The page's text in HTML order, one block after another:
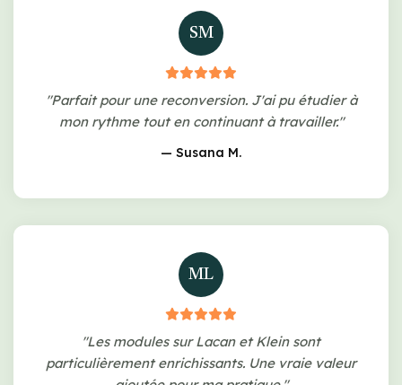
SM
"Parfait pour une reconversion. J'ai pu étudier à
mon rythme tout en continuant à travailler."
— Susana M.
ML
"Les modules sur Lacan et Klein sont
particulièrement enrichissants. Une vraie valeur